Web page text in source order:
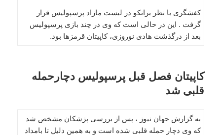
کفشگری با نظر برانکو در لیست مازاد پرسپولیس قرار
گرفت . این در حالی است که وی در چند بازی پرسپولیس
بعد از درگذشت هادی نوروزی، کاپیتان قرمزها بود.
کاپیتان فصل قبل پرسپولیس دچارحمله
قلبی شد
به گزارش جهان نیوز ، پس از بررسی پزشکان مشخص شد
که وی دچار حمله قلبی شده است و به همین دلیل تا بامداد